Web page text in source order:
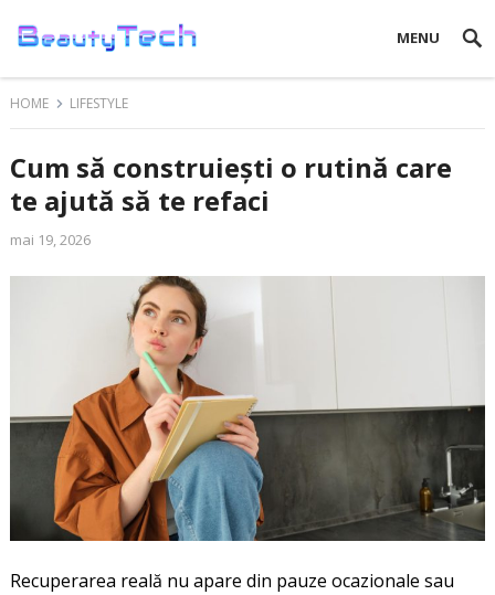
MENU
HOME LIFESTYLE
Cum să construiești o rutină care
te ajută să te refaci
mai 19, 2026
Recuperarea reală nu apare din pauze ocazionale sau